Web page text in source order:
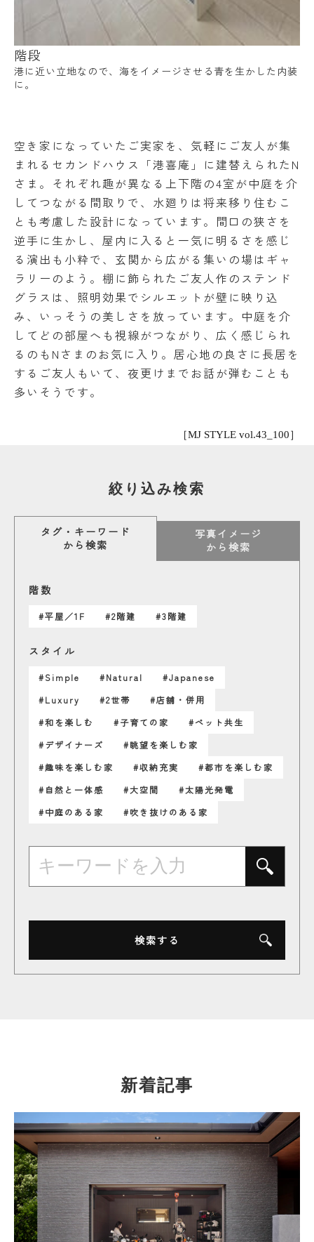
階段
港に近い立地なので、海をイメージさせる青を生かした内装
に。
空き家になっていたご実家を、気軽にご友人が集
まれるセカンドハウス「港喜庵」に建替えられたN
さま。それぞれ趣が異なる上下階の4室が中庭を介
してつながる間取りで、水廻りは将来移り住むこ
とも考慮した設計になっています。間口の狭さを
逆手に生かし、屋内に入ると一気に明るさを感じ
る演出も小粋で、玄関から広がる集いの場はギャ
ラリーのよう。棚に飾られたご友人作のステンド
グラスは、照明効果でシルエットが壁に映り込
み、いっそうの美しさを放っています。中庭を介
してどの部屋へも視線がつながり、広く感じられ
るのもNさまのお気に入り。居心地の良さに長居を
するご友人もいて、夜更けまでお話が弾むことも
多いそうです。
［MJ STYLE vol.43_100］
絞り込み検索
タグ・キーワード
から検索
写真イメージ
から検索
階数
#平屋／1F #2階建 #3階建
スタイル
#Simple #Natural
#Japanese
#Luxury
#2世帯
#店舗・併用
#和を楽しむ
#子育ての家
#ペット共生
#デザイナーズ
#眺望を楽しむ家
#趣味を楽しむ家
#収納充実
#都市を楽しむ家
#自然と一体感
#大空間
#太陽光発電
#中庭のある家
#吹き抜けのある家
検索する
新着記事